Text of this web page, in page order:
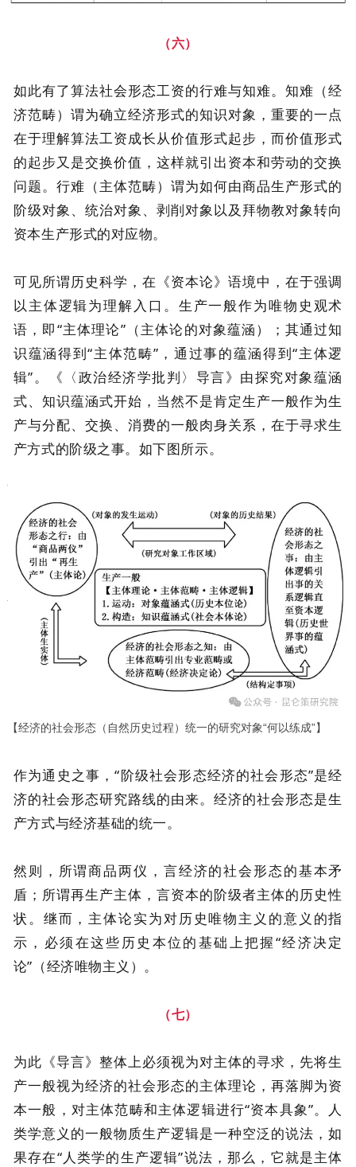
（六）
如此有了算法社会形态工资的行难与知难。知难（经
济范畴）谓为确立经济形式的知识对象，重要的一点
在于理解算法工资成长从价值形式起步，而价值形式
的起步又是交换价值，这样就引出资本和劳动的交换
问题。行难（主体范畴）谓为如何由商品生产形式的
阶级对象、统治对象、剥削对象以及拜物教对象转向
资本生产形式的对应物。
可见所谓历史科学，在《资本论》语境中，在于强调
以主体逻辑为理解入口。生产一般作为唯物史观术
语，即“主体理论”（主体论的对象蕴涵）；其通过知
识蕴涵得到“主体范畴”，通过事的蕴涵得到“主体逻
辑”。《〈政治经济学批判〉导言》由探究对象蕴涵
式、知识蕴涵式开始，当然不是肯定生产一般作为生
产与分配、交换、消费的一般肉身关系，在于寻求生
产方式的阶级之事。如下图所示。
【经济的社会形态（自然历史过程）统一的研究对象“何以练成”】
作为通史之事，“阶级社会形态经济的社会形态”是经
济的社会形态研究路线的由来。经济的社会形态是生
产方式与经济基础的统一。
然则，所谓商品两仪，言经济的社会形态的基本矛
盾；所谓再生产主体，言资本的阶级者主体的历史性
状。继而，主体论实为对历史唯物主义的意义的指
示，必须在这些历史本位的基础上把握“经济决定
论”（经济唯物主义）。
（七）
为此《导言》整体上必须视为对主体的寻求，先将生
产一般视为经济的社会形态的主体理论，再落脚为资
本一般，对主体范畴和主体逻辑进行“资本具象”。人
类学意义的一般物质生产逻辑是一种空泛的说法，如
果存在“人类学的生产逻辑”说法，那么，它就是主体